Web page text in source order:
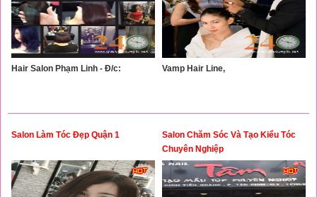
Hair Salon Phạm Linh - Đ/c: Vamp Hair Line,
Salon Làm Tóc Đẹp Quận 1
Salon Chăm Sóc Và Tạo Kiểu Tóc
Chuyên Nghiệp